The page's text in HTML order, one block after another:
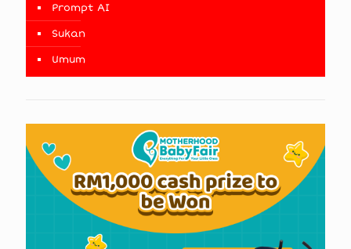
Prompt AI
Sukan
Umum